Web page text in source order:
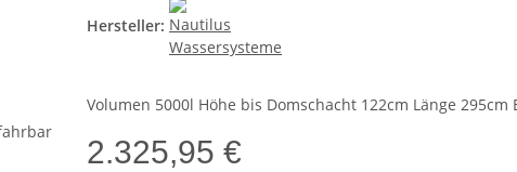
Hersteller:
Volumen 5000l Höhe bis Domschacht 122cm Länge 295cm
2.325,95 €